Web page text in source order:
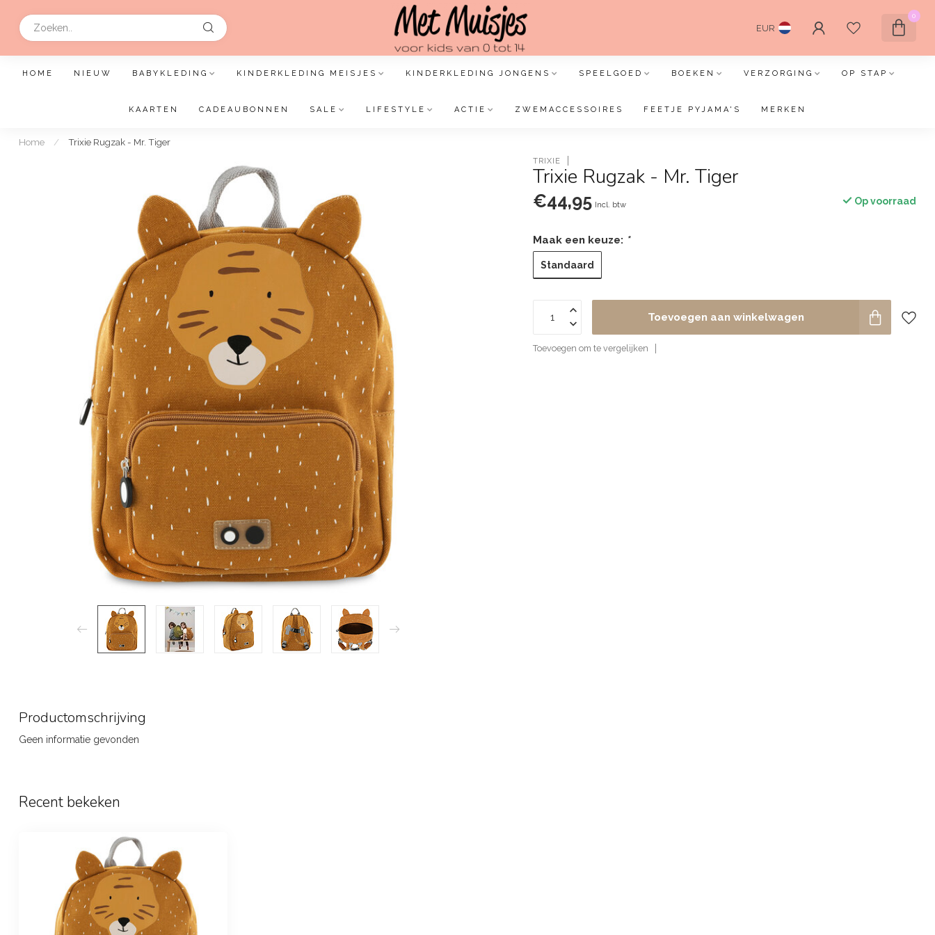
EUR
0
HOME NIEUW BABYKLEDING KINDERKLEDING MEISJES KINDERKLEDING JONGENS SPEELGOED BOEKEN VERZORGING OP STAP
KAARTEN CADEAUBONNEN SALE LIFESTYLE ACTIE ZWEMACCESSOIRES FEETJE PYJAMA'S MERKEN
Home / Trixie Rugzak - Mr. Tiger
TRIXIE
Trixie Rugzak - Mr. Tiger
€44,95 Incl. btw Op voorraad
Maak een keuze: *
Standaard
Toevoegen aan winkelwagen
Toevoegen om te vergelijken
Productomschrijving
Geen informatie gevonden
Recent bekeken